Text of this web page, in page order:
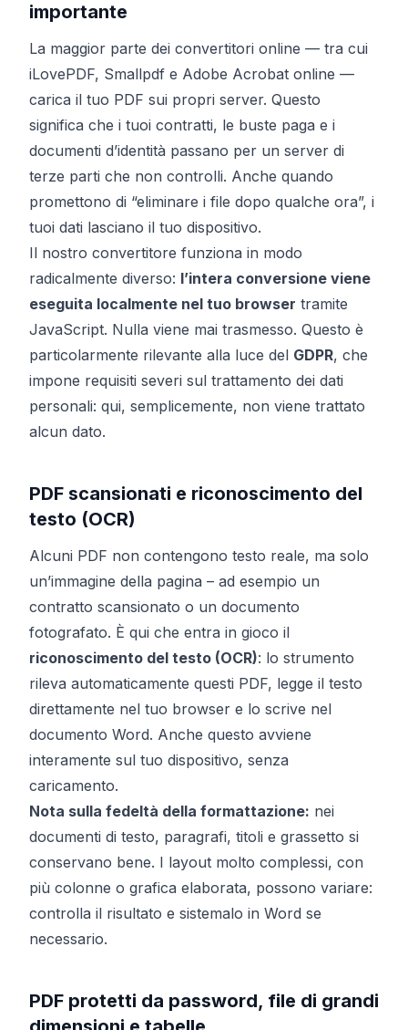
importante
La maggior parte dei convertitori online — tra cui
iLovePDF, Smallpdf e Adobe Acrobat online —
carica il tuo PDF sui propri server. Questo
significa che i tuoi contratti, le buste paga e i
documenti d’identità passano per un server di
terze parti che non controlli. Anche quando
promettono di “eliminare i file dopo qualche ora”, i
tuoi dati lasciano il tuo dispositivo.
Il nostro convertitore funziona in modo
radicalmente diverso: l’intera conversione viene
eseguita localmente nel tuo browser tramite
JavaScript. Nulla viene mai trasmesso. Questo è
particolarmente rilevante alla luce del GDPR, che
impone requisiti severi sul trattamento dei dati
personali: qui, semplicemente, non viene trattato
alcun dato.
PDF scansionati e riconoscimento del
testo (OCR)
Alcuni PDF non contengono testo reale, ma solo
un’immagine della pagina – ad esempio un
contratto scansionato o un documento
fotografato. È qui che entra in gioco il
riconoscimento del testo (OCR): lo strumento
rileva automaticamente questi PDF, legge il testo
direttamente nel tuo browser e lo scrive nel
documento Word. Anche questo avviene
interamente sul tuo dispositivo, senza
caricamento.
Nota sulla fedeltà della formattazione: nei
documenti di testo, paragrafi, titoli e grassetto si
conservano bene. I layout molto complessi, con
più colonne o grafica elaborata, possono variare:
controlla il risultato e sistemalo in Word se
necessario.
PDF protetti da password, file di grandi